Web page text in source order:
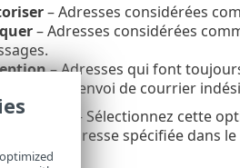
– Adresses considérées
– Adresses considérées
– Adresses qui font
pour l’envoi de courrier
entier
– Sélectionnez cette
à l'adresse spécifiée dans
).